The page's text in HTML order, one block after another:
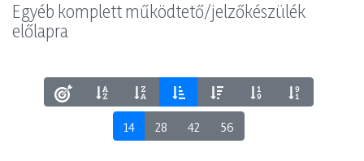
Egyéb komplett működtető/jelzőkészülék
előlapra
14 28 42 56